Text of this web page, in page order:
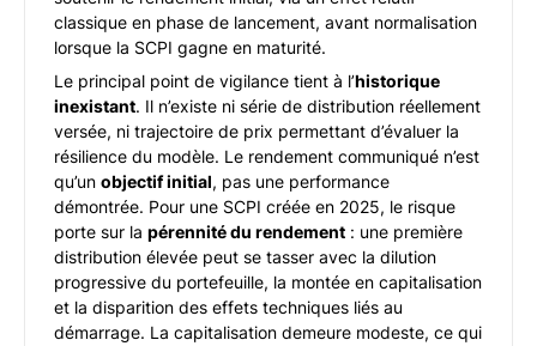
classique en phase de lancement, avant normalisation
lorsque la SCPI gagne en maturité.
Le principal point de vigilance tient à l’historique
inexistant. Il n’existe ni série de distribution réellement
versée, ni trajectoire de prix permettant d’évaluer la
résilience du modèle. Le rendement communiqué n’est
qu’un objectif initial, pas une performance
démontrée. Pour une SCPI créée en 2025, le risque
porte sur la pérennité du rendement : une première
distribution élevée peut se tasser avec la dilution
progressive du portefeuille, la montée en capitalisation
et la disparition des effets techniques liés au
démarrage. La capitalisation demeure modeste, ce qui